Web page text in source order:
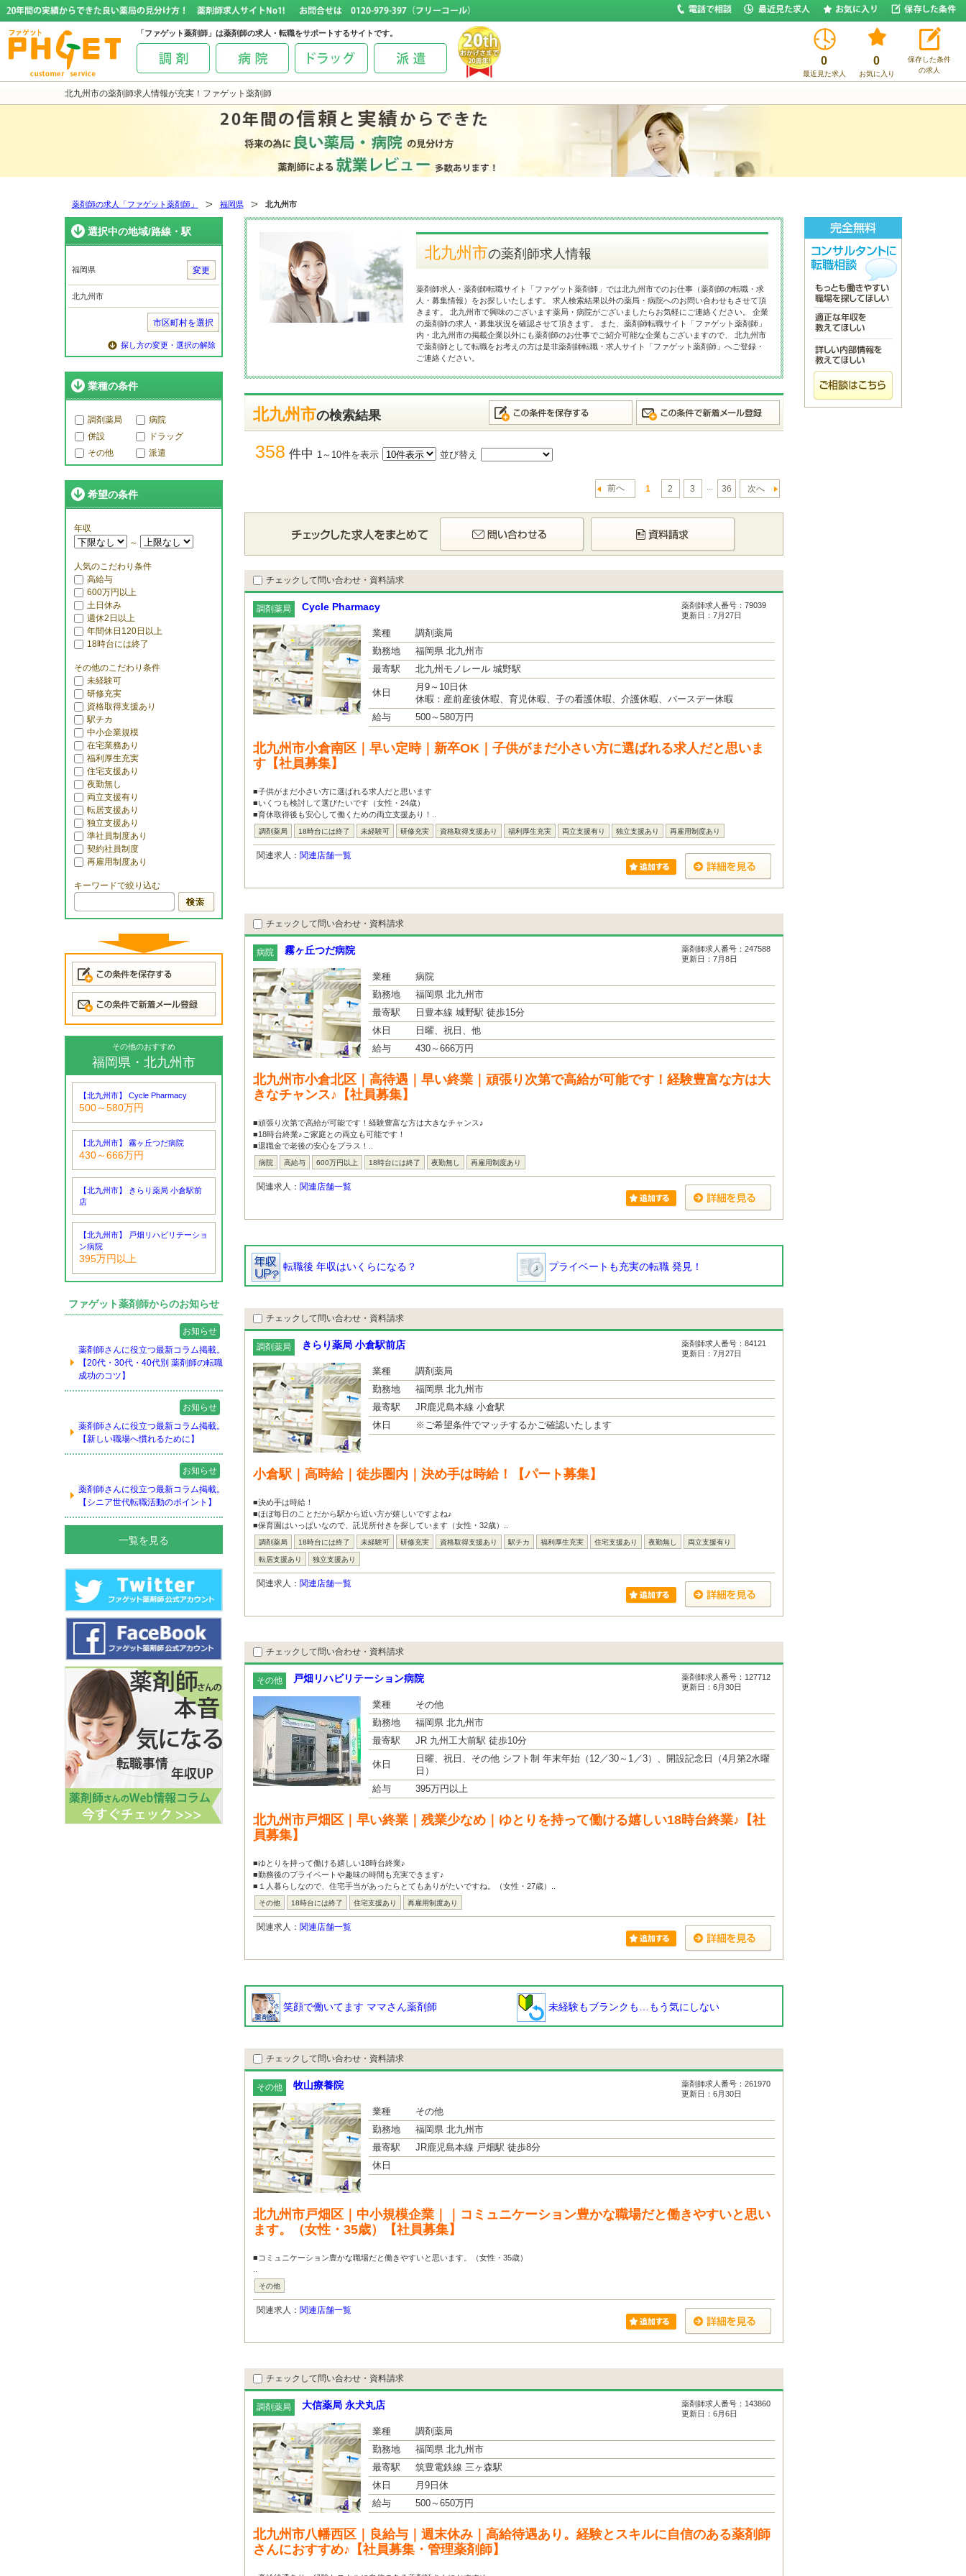
北九州市の薬剤師求人情報が充実！ファゲット薬剤師
「ファゲット薬剤師」は薬剤師の求人・転職をサポートするサイトです。
0
最近見た求人
0
お気に入り
保存した条件
の求人
薬剤師の求人「ファゲット薬剤師」 福岡県 北九州市
選択中の地域/路線・駅
福岡県 変更
北九州市
市区町村を選択
探し方の変更・選択の解除
業種の条件
調剤薬局
病院
併設
ドラッグ
その他
派遣
希望の条件
年収
～
人気のこだわり条件
高給与
600万円以上
土日休み
週休2日以上
年間休日120日以上
18時台には終了
その他のこだわり条件
未経験可
研修充実
資格取得支援あり
駅チカ
中小企業規模
在宅業務あり
福利厚生充実
住宅支援あり
夜勤無し
両立支援有り
転居支援あり
独立支援あり
準社員制度あり
契約社員制度
再雇用制度あり
キーワードで絞り込む
その他のおすすめ
福岡県・北九州市
【北九州市】 Cycle Pharmacy
500～580万円
【北九州市】 霧ヶ丘つだ病院
430～666万円
【北九州市】 きらり薬局 小倉駅前
店
【北九州市】 戸畑リハビリテーショ
ン病院
395万円以上
ファゲット薬剤師からのお知らせ
お知らせ
薬剤師さんに役立つ最新コラム掲載。
【20代・30代・40代別 薬剤師の転職
成功のコツ】
お知らせ
薬剤師さんに役立つ最新コラム掲載。
【新しい職場へ慣れるために】
お知らせ
薬剤師さんに役立つ最新コラム掲載。
【シニア世代転職活動のポイント】
一覧を見る
北九州市の薬剤師求人情報
薬剤師求人・薬剤師転職サイト「ファゲット薬剤師」では北九州市でのお仕事（薬剤師の転職・求
人・募集情報）をお探しいたします。 求人検索結果以外の薬局・病院へのお問い合わせもさせて頂
きます。 北九州市で興味のございます薬局・病院がございましたらお気軽にご連絡ください。 企業
の薬剤師の求人・募集状況を確認させて頂きます。 また、薬剤師転職サイト「ファゲット薬剤師」
内・北九州市の掲載企業以外にも薬剤師のお仕事でご紹介可能な企業もございますので、 北九州市
で薬剤師として転職をお考えの方は是非薬剤師転職・求人サイト「ファゲット薬剤師」へご登録・
ご連絡ください。
北九州市の検索結果
358 件中 1～10件を表示 並び替え
前へ 1 2 3 ... 36 次へ
チェックして問い合わせ・資料請求
調剤薬局 Cycle Pharmacy
薬剤師求人番号：79039
更新日：7月27日
業種
調剤薬局
勤務地
福岡県 北九州市
最寄駅
北九州モノレール 城野駅
休日
月9～10日休
休暇：産前産後休暇、育児休暇、子の看護休暇、介護休暇、バースデー休暇
給与
500～580万円
北九州市小倉南区｜早い定時｜新卒OK｜子供がまだ小さい方に選ばれる求人だと思いま
す【社員募集】
■子供がまだ小さい方に選ばれる求人だと思います
■いくつも検討して選びたいです（女性・24歳）
■育休取得後も安心して働くための両立支援あり！..
調剤薬局 18時台には終了 未経験可 研修充実 資格取得支援あり 福利厚生充実 両立支援有り 独立支援あり 再雇用制度あり
関連求人： 関連店舗一覧
チェックして問い合わせ・資料請求
病院 霧ヶ丘つだ病院
薬剤師求人番号：247588
更新日：7月8日
業種
病院
勤務地
福岡県 北九州市
最寄駅
日豊本線 城野駅 徒歩15分
休日
日曜、祝日、他
給与
430～666万円
北九州市小倉北区｜高待遇｜早い終業｜頑張り次第で高給が可能です！経験豊富な方は大
きなチャンス♪【社員募集】
■頑張り次第で高給が可能です！経験豊富な方は大きなチャンス♪
■18時台終業♪ご家庭との両立も可能です！
■退職金で老後の安心をプラス！..
病院 高給与 600万円以上 18時台には終了 夜勤無し 再雇用制度あり
関連求人： 関連店舗一覧
転職後 年収はいくらになる？ プライベートも充実の転職 発見！
チェックして問い合わせ・資料請求
調剤薬局 きらり薬局 小倉駅前店
薬剤師求人番号：84121
更新日：7月27日
業種
調剤薬局
勤務地
福岡県 北九州市
最寄駅
JR鹿児島本線 小倉駅
休日
※ご希望条件でマッチするかご確認いたします
小倉駅｜高時給｜徒歩圏内｜決め手は時給！【パート募集】
■決め手は時給！
■ほぼ毎日のことだから駅から近い方が嬉しいですよね♪
■保育園はいっぱいなので、託児所付きを探しています（女性・32歳）..
調剤薬局 18時台には終了 未経験可 研修充実 資格取得支援あり 駅チカ 福利厚生充実 住宅支援あり 夜勤無し 両立支援有り
転居支援あり 独立支援あり
関連求人： 関連店舗一覧
チェックして問い合わせ・資料請求
その他 戸畑リハビリテーション病院
薬剤師求人番号：127712
更新日：6月30日
業種
その他
勤務地
福岡県 北九州市
最寄駅
JR 九州工大前駅 徒歩10分
休日
日曜、祝日、その他 シフト制 年末年始（12／30～1／3）、開設記念日（4月第2水曜
日）
給与
395万円以上
北九州市戸畑区｜早い終業｜残業少なめ｜ゆとりを持って働ける嬉しい18時台終業♪【社
員募集】
■ゆとりを持って働ける嬉しい18時台終業♪
■勤務後のプライベートや趣味の時間も充実できます♪
■１人暮らしなので、住宅手当があったらとてもありがたいですね。（女性・27歳）..
その他 18時台には終了 住宅支援あり 再雇用制度あり
関連求人： 関連店舗一覧
笑顔で働いてます ママさん薬剤師 未経験もブランクも…もう気にしない
チェックして問い合わせ・資料請求
その他 牧山療養院
薬剤師求人番号：261970
更新日：6月30日
業種
その他
勤務地
福岡県 北九州市
最寄駅
JR鹿児島本線 戸畑駅 徒歩8分
休日
北九州市戸畑区｜中小規模企業｜｜コミュニケーション豊かな職場だと働きやすいと思い
ます。（女性・35歳）【社員募集】
■コミュニケーション豊かな職場だと働きやすいと思います。（女性・35歳）
その他
関連求人： 関連店舗一覧
チェックして問い合わせ・資料請求
調剤薬局 大信薬局 永犬丸店
薬剤師求人番号：143860
更新日：6月6日
業種
調剤薬局
勤務地
福岡県 北九州市
最寄駅
筑豊電鉄線 三ヶ森駅
休日
月9日休
給与
500～650万円
北九州市八幡西区｜良給与｜週末休み｜高給待遇あり。経験とスキルに自信のある薬剤師
さんにおすすめ♪【社員募集・管理薬剤師】